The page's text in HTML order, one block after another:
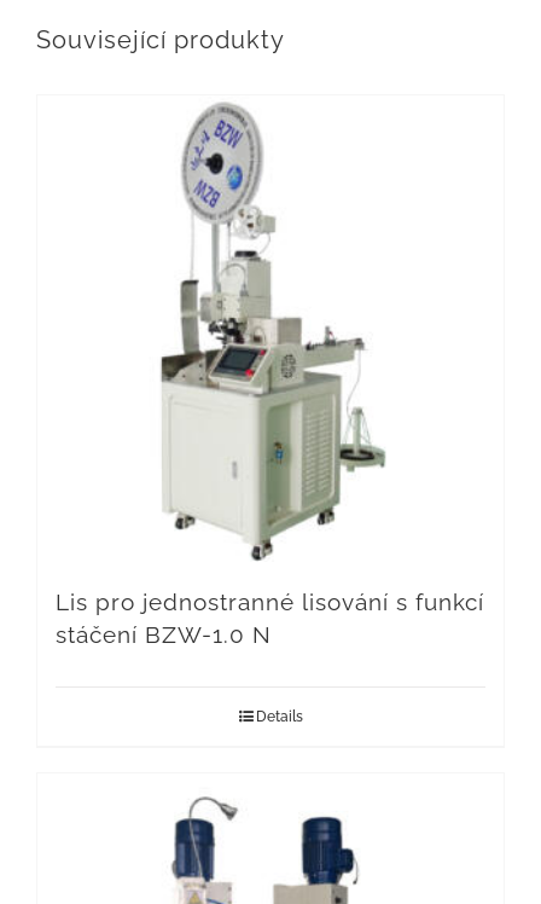
Související produkty
Lis pro jednostranné lisování s funkcí
stáčení BZW-1.0 N
Details